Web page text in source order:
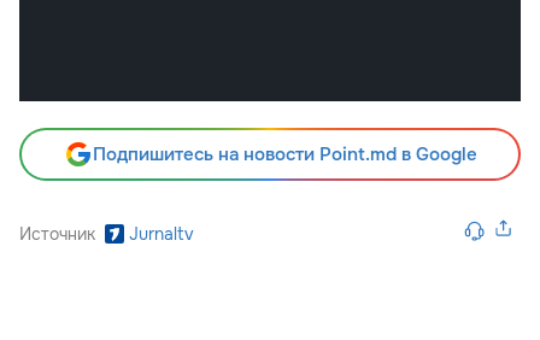
Подпишитесь на новости Point.md в Google
Источник Jurnaltv